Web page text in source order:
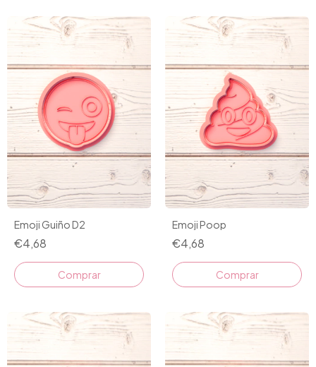
Emoji Guiño D2
€4,68
Comprar
Emoji Poop
€4,68
Comprar